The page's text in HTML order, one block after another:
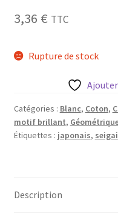
CGV
Livraison
3,36 € TTC
Rupture de stock
Catégories : Blanc, Coton,
motif brillant,
Étiquettes : japonais,
Description